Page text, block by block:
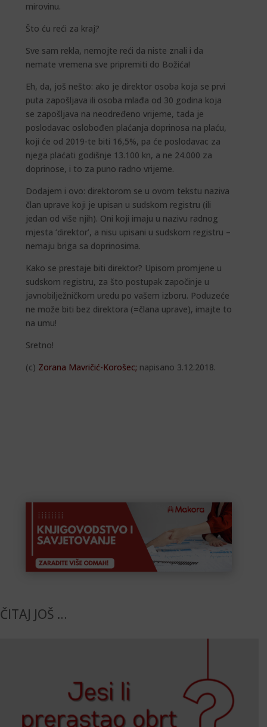
mirovinu.
Što ću reći za kraj?
Sve sam rekla, nemojte reći da niste znali i da
nemate vremena sve pripremiti do Božića!
Eh, da, još nešto: ako je direktor osoba koja se prvi
puta zapošljava ili osoba mlađa od 30 godina koja
se zapošljava na neodređeno vrijeme, tada je
poslodavac oslobođen plaćanja doprinosa na plaću,
koji će od 2019-te biti 16,5%, pa će poslodavac za
njega plaćati godišnje 13.100 kn, a ne 24.000 za
doprinose, i to za puno radno vrijeme.
Dodajem i ovo: direktorom se u ovom tekstu naziva
član uprave koji je upisan u sudskom registru (ili
jedan od više njih). Oni koji imaju u nazivu radnog
mjesta ‘direktor’, a nisu upisani u sudskom registru –
nemaju briga sa doprinosima.
Kako se prestaje biti direktor? Upisom promjene u
sudskom registru, za što postupak započinje u
javnobilježničkom uredu po vašem izboru. Poduzeće
ne može biti bez direktora (=člana uprave), imajte to
na umu!
Sretno!
(c) Zorana Mavričić-Korošec; napisano 3.12.2018.
ČITAJ JOŠ …